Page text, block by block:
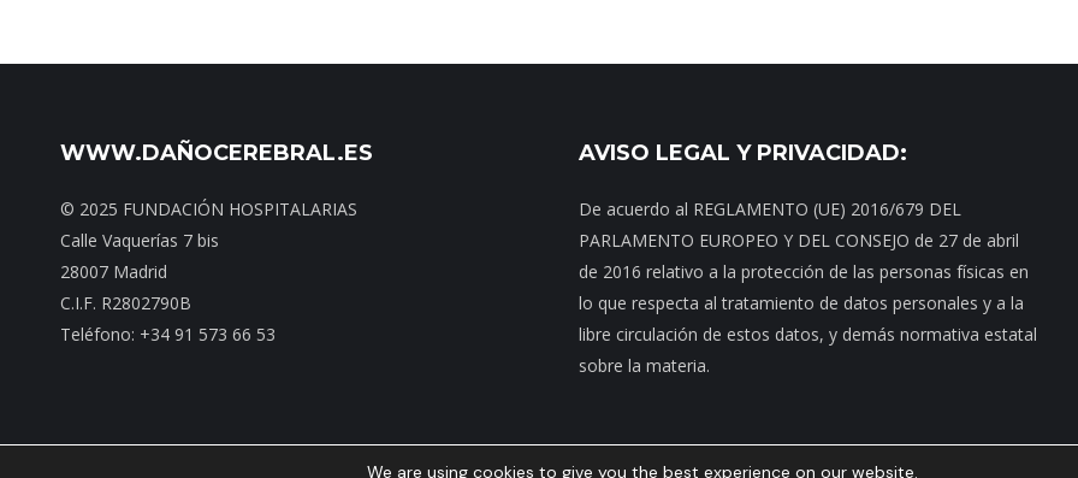
WWW.DAÑOCEREBRAL.ES
© 2025 FUNDACIÓN HOSPITALARIAS
Calle Vaquerías 7 bis
28007 Madrid
C.I.F. R2802790B
Teléfono: +34 91 573 66 53
AVISO LEGAL Y PRIVACIDAD:
De acuerdo al REGLAMENTO (UE) 2016/679 DEL
PARLAMENTO EUROPEO Y DEL CONSEJO de 27 de abril
de 2016 relativo a la protección de las personas físicas en
lo que respecta al tratamiento de datos personales y a la
libre circulación de estos datos, y demás normativa estatal
sobre la materia.
We are using cookies to give you the best experience on our website.